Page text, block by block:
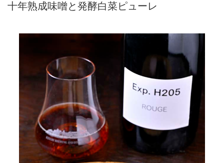
十年熟成味噌と発酵白菜ピューレ